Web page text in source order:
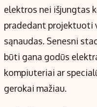
elektros nei išjungtas
pradedant projektuoti
sąnaudas. Senesni
būti gana godūs
kompiuteriai ar
gerokai mažiau.